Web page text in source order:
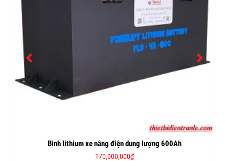
Bình lithium xe nâng điện dung lượng 600Ah
170,000,000₫